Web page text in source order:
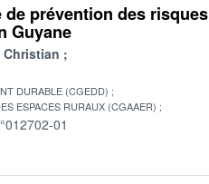
prévention des risques
Guyane
Christian
DURABLE (CGEDD)
ESPACES RURAUX (CGAAER)
01